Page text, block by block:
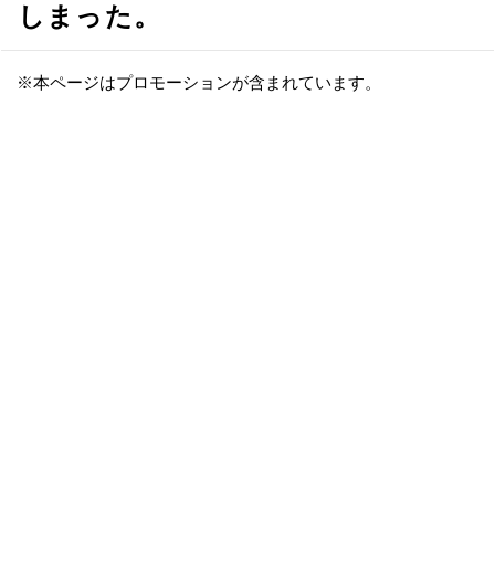
しまった。
※本ページはプロモーションが含まれています。